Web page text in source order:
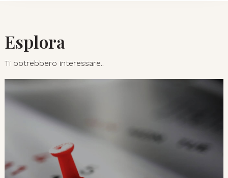
Esplora
Ti potrebbero interessare..